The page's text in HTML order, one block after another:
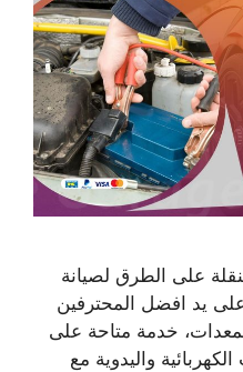
على الطرق لصيانة
على يد افضل المحترفين
خدمة متاحة على
واليدوية مع